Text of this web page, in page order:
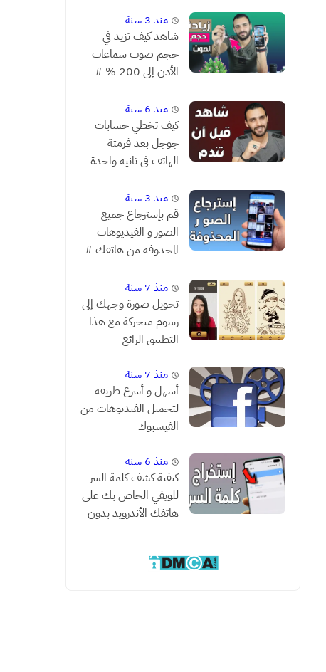
منذ 3 سنة
شاهد كيف تزيد في
حجم صوت سماعات
الأذن إلى 200 % #
منذ 6 سنة
كيف تخطي حسابات
جوجل بعد فرمتة
الهاتف في ثانية واحدة
تندممنذ 3 سنة
قم بإسترجاع جميع
الصور و الفيديوهات
المحذوفة من هاتفك #
منذ 7 سنة
تحويل صورة وجهك إلى
رسوم متحركة مع هذا
التطبيق الرائع
منذ 7 سنة
أسهل و أسرع طريقة
لتحميل الفيديوهات من
الفيسبوك
منذ 6 سنة
كيفية كشف كلمة السر
للويفي الخاص بك على
هاتفك الأندرويد بدون